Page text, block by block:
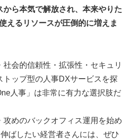
ら本気で解放され、本来やりた
えるリソースが圧倒的に増えま
会的信頼性・拡張性・セキュリ
トップ型の人事DXサービスを探
人事」は非常に有力な選択肢だ
攻めのバックオフィス運用を始め
ばしたい経営者さんには、ぜひ